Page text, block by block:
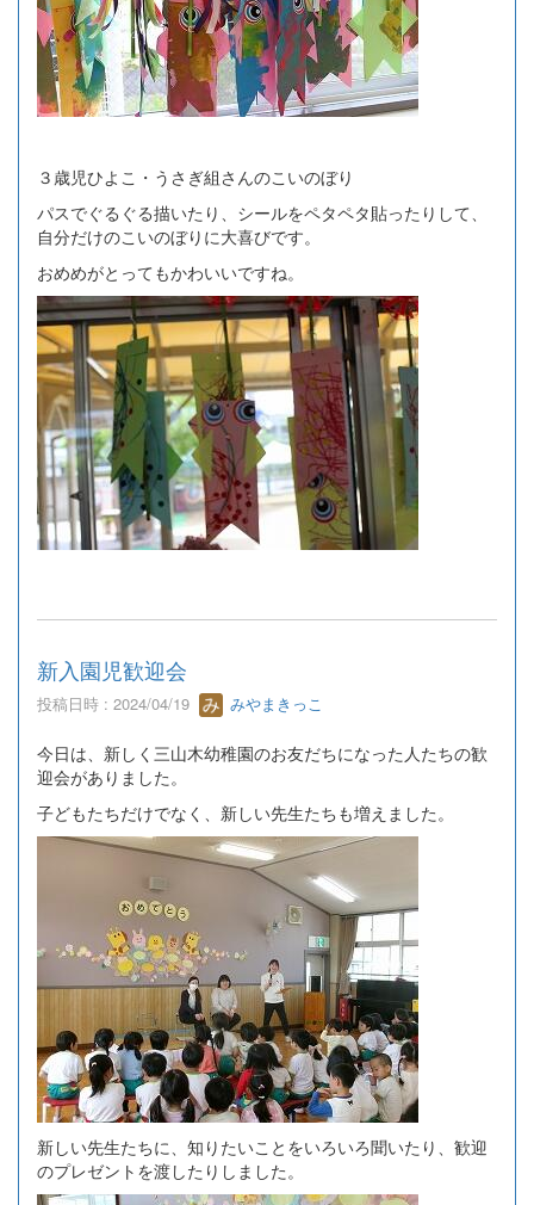
３歳児ひよこ・うさぎ組さんのこいのぼり
パスでぐるぐる描いたり、シールをペタペタ貼ったりして、
自分だけのこいのぼりに大喜びです。
おめめがとってもかわいいですね。
新入園児歓迎会
投稿日時 : 2024/04/19 みやまきっこ
今日は、新しく三山木幼稚園のお友だちになった人たちの歓
迎会がありました。
子どもたちだけでなく、新しい先生たちも増えました。
新しい先生たちに、知りたいことをいろいろ聞いたり、歓迎
のプレゼントを渡したりしました。